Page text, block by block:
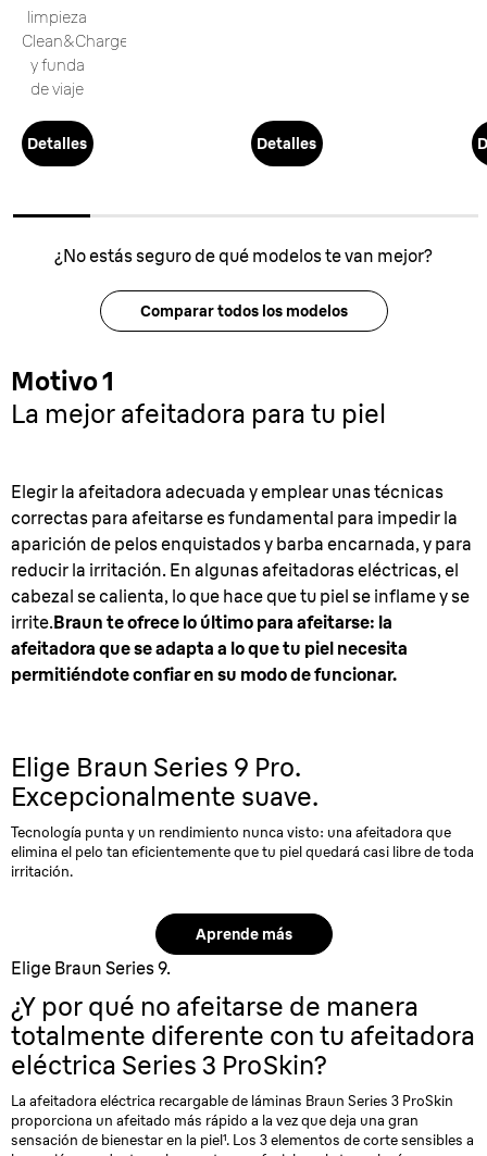
limpieza
Clean&Charge
y funda
de viaje
Detalles Detalles
¿No estás seguro de qué modelos te van mejor?
Comparar todos los modelos
Motivo 1
La mejor afeitadora para tu piel
Elegir la afeitadora adecuada y emplear unas técnicas
correctas para afeitarse es fundamental para impedir la
aparición de pelos enquistados y barba encarnada, y para
reducir la irritación. En algunas afeitadoras eléctricas, el
cabezal se calienta, lo que hace que tu piel se inflame y se
irrite.Braun te ofrece lo último para afeitarse: la
afeitadora que se adapta a lo que tu piel necesita
permitiéndote confiar en su modo de funcionar.
Elige Braun Series 9 Pro.
Excepcionalmente suave.
Tecnología punta y un rendimiento nunca visto: una afeitadora que
elimina el pelo tan eficientemente que tu piel quedará casi libre de toda
irritación.
Aprende más
Elige Braun Series 9.
¿Y por qué no afeitarse de manera
totalmente diferente con tu afeitadora
eléctrica Series 3 ProSkin?
La afeitadora eléctrica recargable de láminas Braun Series 3 ProSkin
proporciona un afeitado más rápido a la vez que deja una gran
sensación de bienestar en la piel¹. Los 3 elementos de corte sensibles a